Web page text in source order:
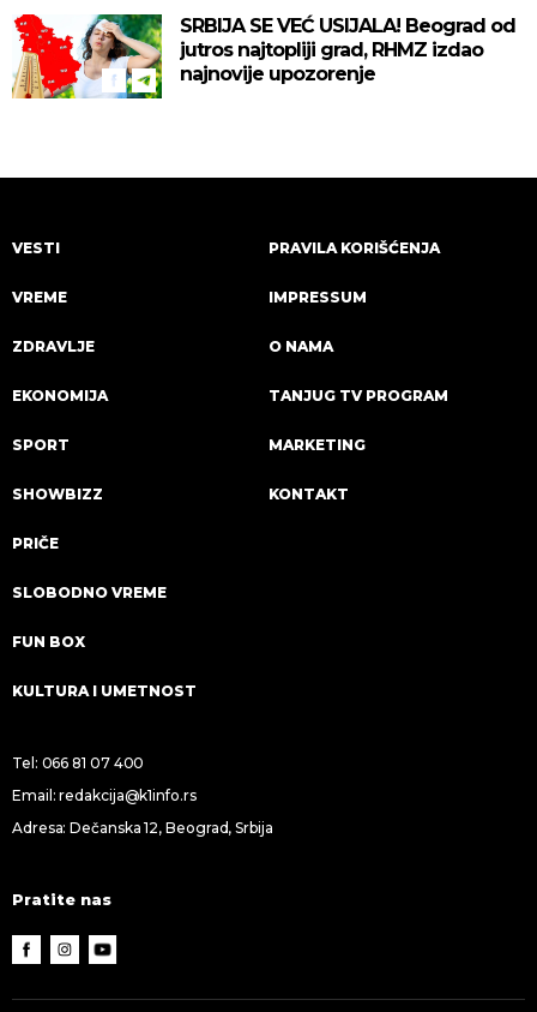
SRBIJA SE VEĆ USIJALA! Beograd od
jutros najtopliji grad, RHMZ izdao
najnovije upozorenje
VESTI
VREME
ZDRAVLJE
EKONOMIJA
SPORT
SHOWBIZZ
PRIČE
SLOBODNO VREME
FUN BOX
KULTURA I UMETNOST
PRAVILA KORIŠĆENJA
IMPRESSUM
O NAMA
TANJUG TV PROGRAM
MARKETING
KONTAKT
Tel: 066 81 07 400
Email:redakcija@k1info.rs
Adresa: Dečanska 12, Beograd, Srbija
Pratite nas